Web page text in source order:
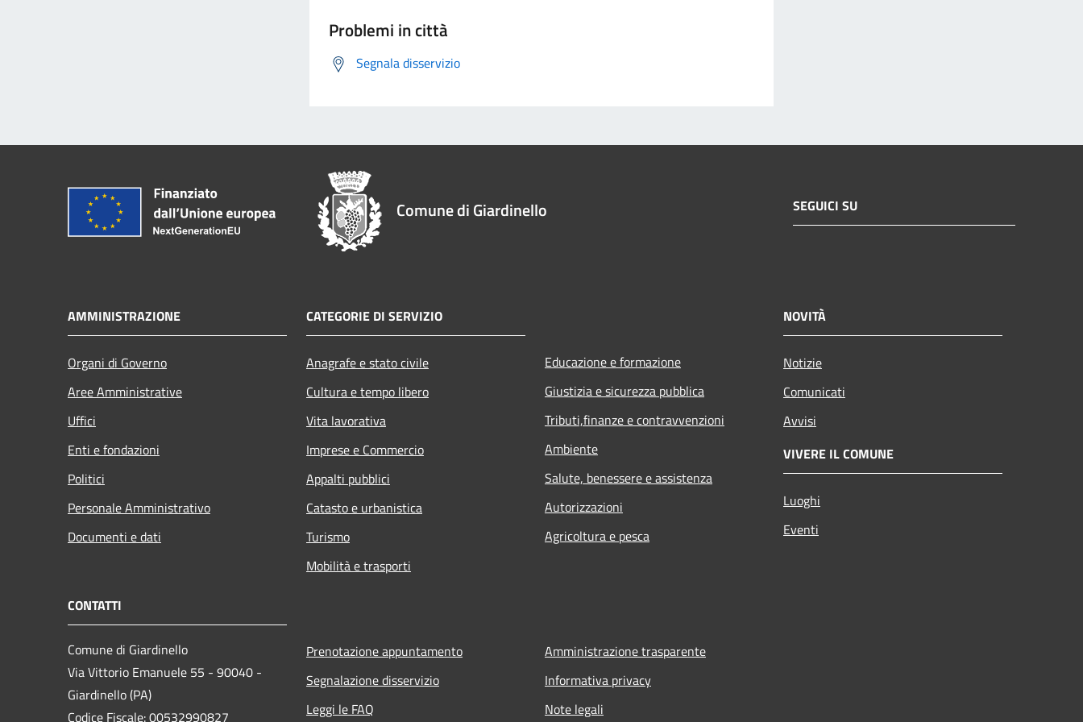
Problemi in città
Segnala disservizio
Comune di Giardinello SEGUICI SU
AMMINISTRAZIONE
Organi di Governo
Aree Amministrative
Uffici
Enti e fondazioni
Politici
Personale Amministrativo
Documenti e dati
CATEGORIE DI SERVIZIO
Anagrafe e stato civile
Cultura e tempo libero
Vita lavorativa
Imprese e Commercio
Appalti pubblici
Catasto e urbanistica
Turismo
Mobilità e trasporti
Educazione e formazione
Giustizia e sicurezza pubblica
Tributi,finanze e contravvenzioni
Ambiente
Salute, benessere e assistenza
Autorizzazioni
Agricoltura e pesca
NOVITÀ
Notizie
Comunicati
Avvisi
VIVERE IL COMUNE
Luoghi
Eventi
CONTATTI
Comune di Giardinello
Via Vittorio Emanuele 55 - 90040 -
Giardinello (PA)
Codice Fiscale: 00532990827
Prenotazione appuntamento
Segnalazione disservizio
Leggi le FAQ
Amministrazione trasparente
Informativa privacy
Note legali